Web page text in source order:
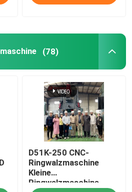
(78)
D51K-250 CNC-
Ringwalzmaschine
Kleine
Ringwalzmaschine